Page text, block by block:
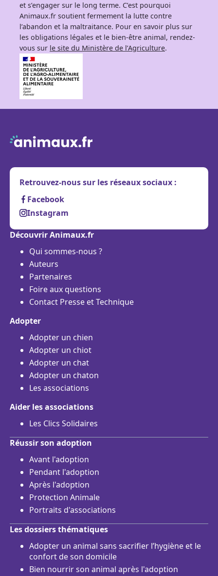
et s’engager sur le long terme. C’est pourquoi
Animaux.fr soutient fermement la lutte contre
l’abandon et la maltraitance. Pour en savoir plus sur
les obligations légales et le bien-être animal, rendez-
vous sur le site du Ministère de l’Agriculture.
Retrouvez-nous sur les réseaux sociaux :
Facebook
Instagram
Découvrir Animaux.fr
Qui sommes-nous ?
Auteurs
Partenaires
Foire aux questions
Contact Presse et Technique
Adopter
Adopter un chien
Adopter un chiot
Adopter un chat
Adopter un chaton
Les associations
Aider les associations
Les Clics Solidaires
Réussir son adoption
Avant l'adoption
Pendant l'adoption
Après l'adoption
Protection Animale
Portraits d'associations
Les dossiers thématiques
Adopter un animal sans sacrifier l’hygiène et le
confort de son domicile
Bien nourrir son animal après l'adoption